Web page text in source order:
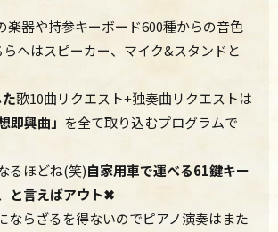
楽器や持参キーボード600種からの音色
らへはスピーカー、マイク&スタンドと
歌10曲リクエスト+独奏曲リクエストは
即興曲」 を全て取り込むプログラムで
るほどね(笑)自家用車で運べる61鍵キー
と言えばアウト✖
ならざるを得ないのでピアノ演奏はまた